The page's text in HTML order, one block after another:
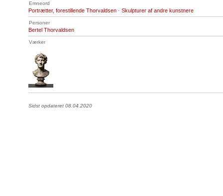
Emneord
Portrætter, forestillende Thorvaldsen · Skulpturer af andre kunstnere
Personer
Bertel Thorvaldsen
Værker
Sidst opdateret 08.04.2020